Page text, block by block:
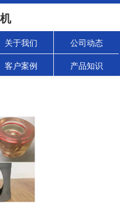
关于我们 公司动态
客户案例 产品知识